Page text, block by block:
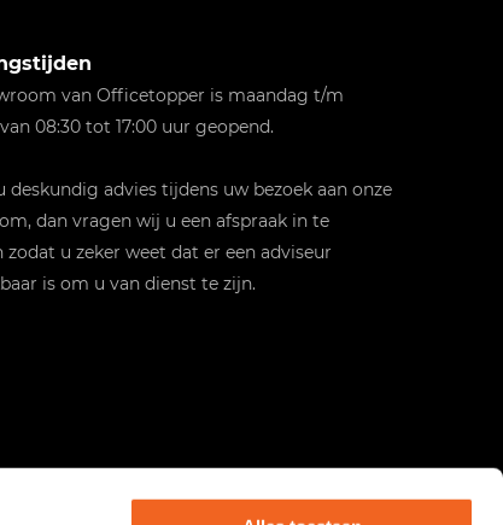
van Officetopper is maandag t/m
08:30 tot 17:00 uur geopend.
deskundig advies tijdens uw bezoek aan onze
dan vragen wij u een afspraak in te
zodat u zeker weet dat er een adviseur
is om u van dienst te zijn.